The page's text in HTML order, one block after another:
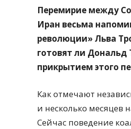
Перемирие между
Иран весьма
революции» Льва
готовят ли
прикрытием этого
Как отмечают
и несколько месяцев
Сейчас поведение